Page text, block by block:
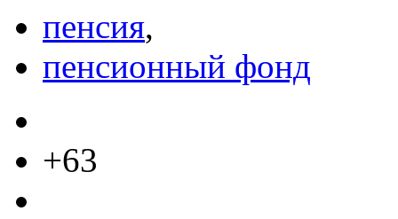
пенсия,
пенсионный фонд
+63